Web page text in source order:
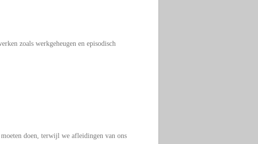
zoals werkgeheugen en episodisch
doen, terwijl we afleidingen van ons